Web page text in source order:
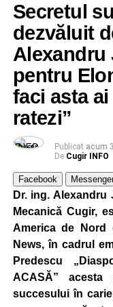
Secretul
dezvăluit
Alexandru
pentru
faci asta
ratezi”
Publicat acum
De Cugir INFO
Facebook
Dr. ing.
Mecanică Cugir,
America de Nord
News, în cadrul
Predescu
ACASĂ”
succesului în